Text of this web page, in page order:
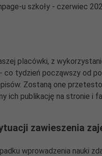
u szkoły - czerwiec
placówki, z
tydzień począwszy od
Zostaną one
ich publikację na stronie i
zawieszenia
wprowadzenia nauki